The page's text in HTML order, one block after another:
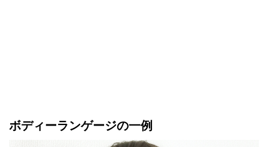
ボディーランゲージの一例